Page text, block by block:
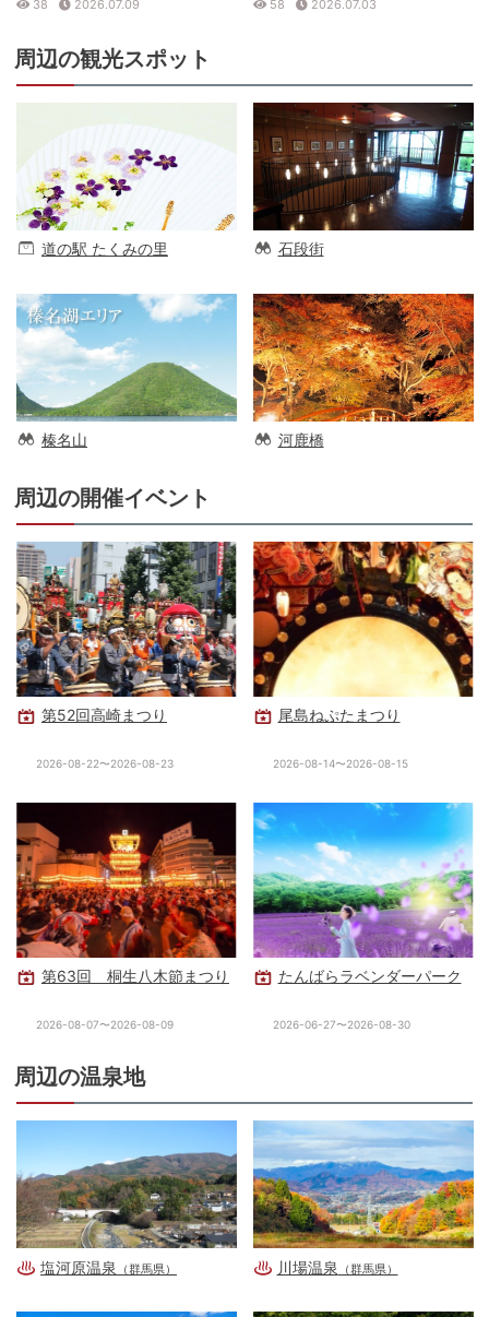
38 2026.07.09 58 2026.07.03
周辺の観光スポット
道の駅 たくみの里 石段街
榛名山 河鹿橋
周辺の開催イベント
第52回高崎まつり
2026-08-22〜2026-08-23
尾島ねぷたまつり
2026-08-14〜2026-08-15
第63回 桐生八木節まつり
2026-08-07〜2026-08-09
たんばらラベンダーパーク
2026-06-27〜2026-08-30
周辺の温泉地
塩河原温泉 （群馬県） 川場温泉 （群馬県）